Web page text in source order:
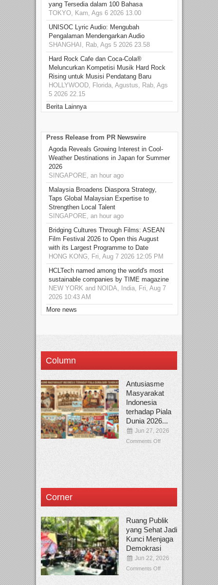
yang Tersedia dalam 100 Bahasa
TOKYO, Kam, Ags 6 2026 13.00
UNISOC Lyric Audio: Mengubah
Pengalaman Mendengarkan Audio
SHANGHAI, Rab, Ags 5 2026 23.58
Hard Rock Cafe dan Coca-Cola®
Meluncurkan Kompetisi Musik Hard Rock
Rising untuk Musisi Pendatang Baru
HOLLYWOOD, Florida, Agustus, Rab, Ags
5 2026 22.15
Berita Lainnya
Press Release from PR Newswire
Agoda Reveals Growing Interest in Cool-
Weather Destinations in Japan for Summer
2026
SINGAPORE, an hour ago
Malaysia Broadens Diaspora Strategy,
Taps Global Malaysian Expertise to
Strengthen Local Talent
SINGAPORE, an hour ago
Bridging Cultures Through Films: ASEAN
Film Festival 2026 to Open this August
with its Largest Programme to Date
HONG KONG, Fri, Aug 7 2026 12:05 PM
HCLTech named among the world's most
sustainable companies by TIME magazine
NEW YORK and NOIDA, India, Fri, Aug 7
2026 10:43 AM
More news
Column
Antusiasme
Masyarakat
Indonesia
terhadap Piala
Dunia 2026...
Jun 27, 2026
Comments Off
Corner
Ruang Publik
yang Sehat Jadi
Kunci Menjaga
Demokrasi
Jun 22, 2026
Comments Off